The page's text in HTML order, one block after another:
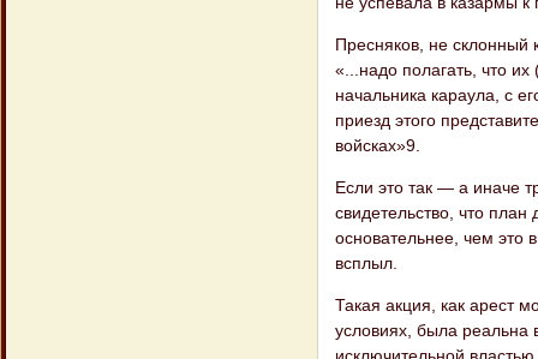
Пресняков, не
«...надо полагать, что
начальника караула, с
приезд этого
войсках»9.
Если это так — а иначе
свидетельство, что
основательнее, чем это
всплыл.
Такая акция, как арест
условиях, была реальна
исключительной